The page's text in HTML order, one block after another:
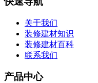
关于我们
装修建材知识
装修建材百科
联系我们
产品中心